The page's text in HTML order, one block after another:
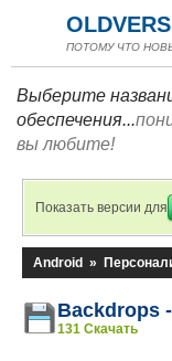
ПОТОМУ ЧТО
Выберите
обеспечения...
вы любите!
Показать версии для
Android »
Backdrops
131 Скачать